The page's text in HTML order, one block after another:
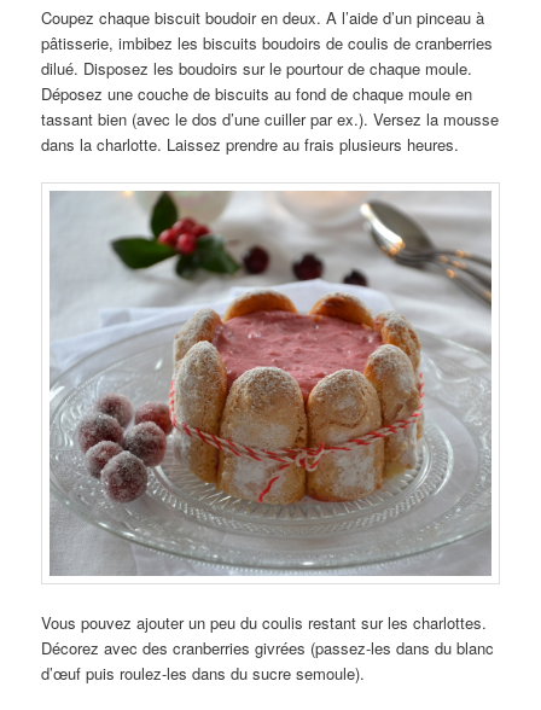
Coupez chaque biscuit boudoir en deux. A l’aide d’un pinceau à
pâtisserie, imbibez les biscuits boudoirs de coulis de cranberries
dilué. Disposez les boudoirs sur le pourtour de chaque moule.
Déposez une couche de biscuits au fond de chaque moule en
tassant bien (avec le dos d’une cuiller par ex.). Versez la mousse
dans la charlotte. Laissez prendre au frais plusieurs heures.
Vous pouvez ajouter un peu du coulis restant sur les charlottes.
Décorez avec des cranberries givrées (passez-les dans du blanc
d’œuf puis roulez-les dans du sucre semoule).